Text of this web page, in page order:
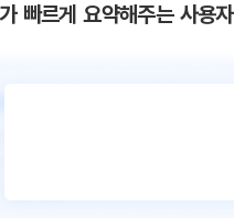
빠르게 요약해주는 사용